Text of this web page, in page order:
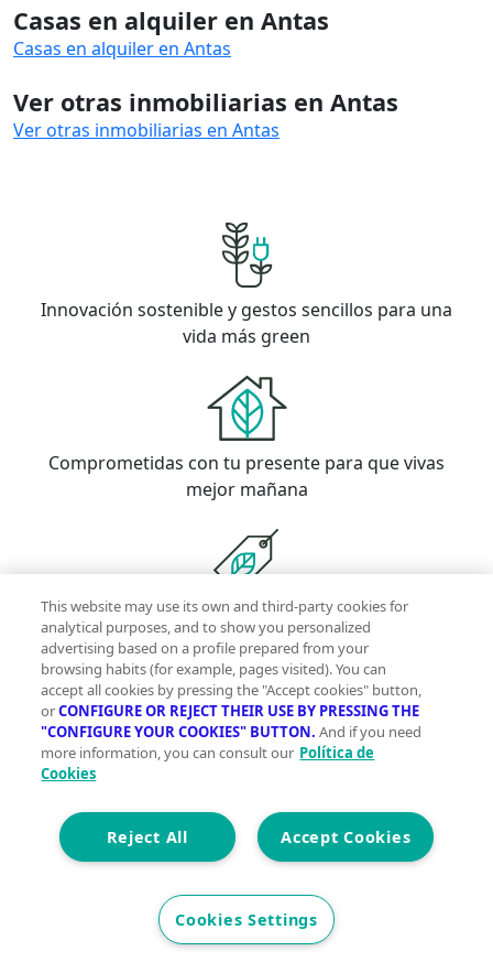
Casas en alquiler en Antas
Casas en alquiler en Antas
Ver otras inmobiliarias en Antas
Ver otras inmobiliarias en Antas
Innovación sostenible y gestos sencillos para una
vida más green
Comprometidas con tu presente para que vivas
mejor mañana
Con la garantía de contar con profesionales
verificados
Descubre vivegreen.com
Inmuebles Información Green Inmobiliarias
somosServicios Green
Síguenos
hola@vivegreen.com
This website may use its own and third-party cookies for
analytical purposes, and to show you personalized
advertising based on a profile prepared from your
browsing habits (for example, pages visited). You can
accept all cookies by pressing the "Accept cookies" button,
orCONFIGURE OR REJECT THEIR USE BY PRESSING THE
"CONFIGURE YOUR COOKIES" BUTTON. And if you need
more information, you can consult our Política de
Cookies
Accept Cookies
Reject All
Cookies Settings